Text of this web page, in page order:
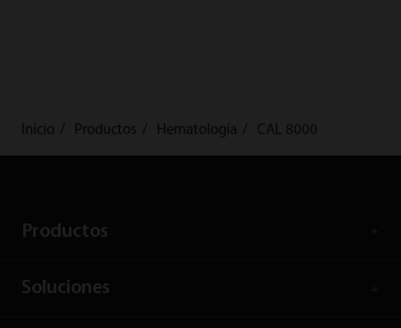
Inicio Productos Hematología CAL 8000
Productos
Soluciones